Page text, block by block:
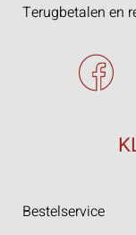
Terugbetalen en
Bestelservice